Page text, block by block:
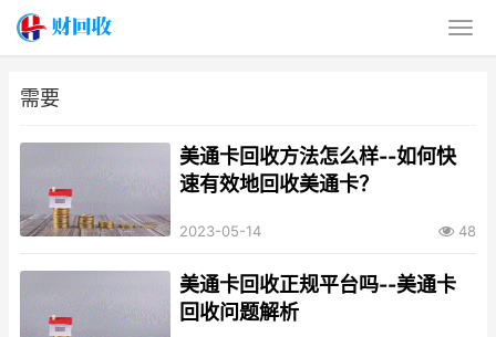
需要
美通卡回收方法怎么样--如何快
速有效地回收美通卡？
2023-05-14 48
美通卡回收正规平台吗--美通卡
回收问题解析